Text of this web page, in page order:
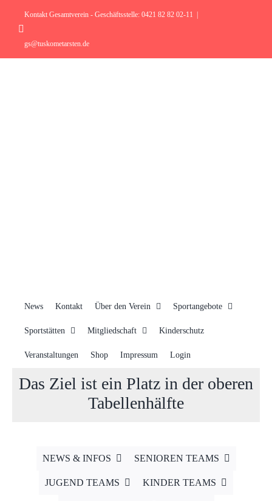
springen
Kontakt Gesamtverein - Geschäftsstelle: 0421 82 82 02-11
gs@tuskometarsten.de
News Kontakt Über den Verein Sportangebote
Sportstätten Mitgliedschaft Kinderschutz
Veranstaltungen Shop Impressum Login
Das Ziel ist ein Platz in der oberen
Tabellenhälfte
NEWS & INFOS SENIOREN TEAMS
JUGEND TEAMS KINDER TEAMS